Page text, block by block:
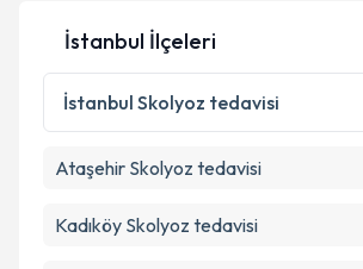
Kişisel verilerimin işlenmesine
Metni'ni okudum ve kişisel
kapsamda işlenmesini kabul
Takvim Talebini
İstanbul İlçeleri
İstanbul Skolyoz tedavisi
Ataşehir Skolyoz tedavisi
Kadıköy Skolyoz tedavisi